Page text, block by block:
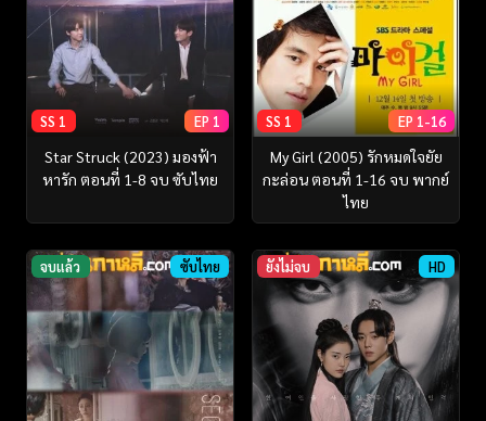
SS 1 EP 1
Star Struck (2023) มองฟ้า
หารัก ตอนที่ 1-8 จบ ซับไทย
SS 1 EP 1-16
My Girl (2005) รักหมดใจยัย
กะล่อน ตอนที่ 1-16 จบ พากย์
ไทย
จบแล้ว ซับไทย ยังไม่จบ HD